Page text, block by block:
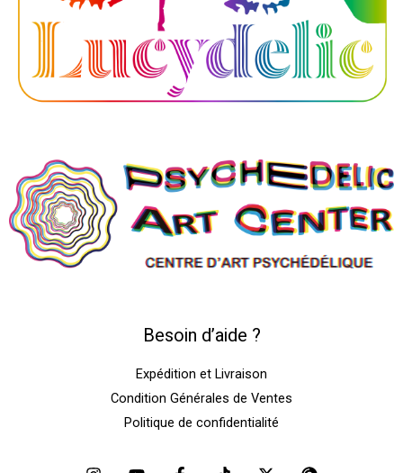
Besoin d’aide ?
Expédition et Livraison
Condition Générales de Ventes
Politique de confidentialité